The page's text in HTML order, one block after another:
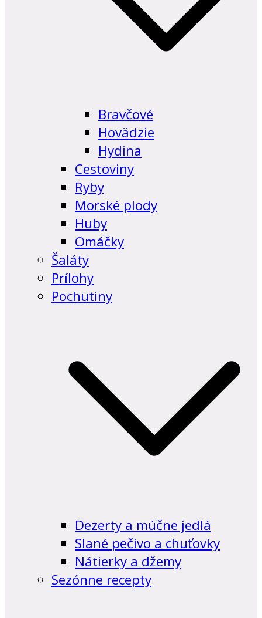
Bravčové
Hovädzie
Hydina
Cestoviny
Ryby
Morské plody
Huby
Omáčky
Šaláty
Prílohy
Pochutiny
Dezerty a múčne jedlá
Slané pečivo a chuťovky
Nátierky a džemy
Sezónne recepty